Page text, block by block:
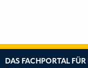
DAS FACHPORTAL